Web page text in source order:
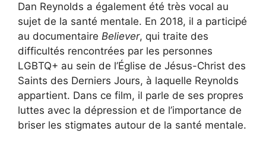
Dan Reynolds a également été très vocal au
sujet de la santé mentale. En 2018, il a participé
au documentaire Believer, qui traite des
difficultés rencontrées par les personnes
LGBTQ+ au sein de l’Église de Jésus-Christ des
Saints des Derniers Jours, à laquelle Reynolds
appartient. Dans ce film, il parle de ses propres
luttes avec la dépression et de l’importance de
briser les stigmates autour de la santé mentale.